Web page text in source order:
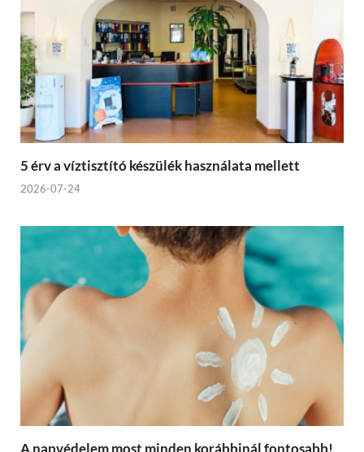
5 érv a víztisztító készülék használata mellett
2026-07-24